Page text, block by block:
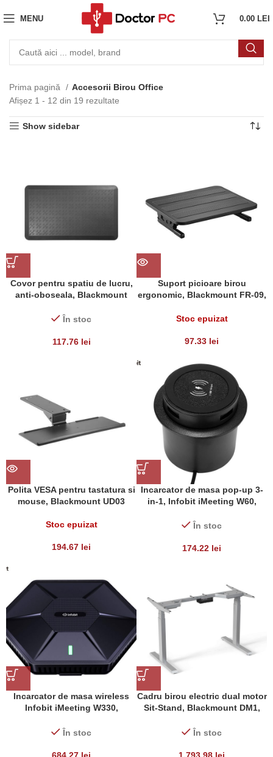
MENU 0.00 LEI
Prima pagină
Accesorii Birou Office
Afișez 1 - 12 din 19 rezultate
Show sidebar
Covor pentru spatiu de lucru,
anti-oboseala, Blackmount
În stoc
117.76 lei
Suport picioare birou
ergonomic, Blackmount FR-09,
Stoc epuizat
97.33 lei
Polita VESA pentru tastatura si
mouse, Blackmount UD03
Stoc epuizat
194.67 lei
Incarcator de masa pop-up 3-
in-1, Infobit iMeeting W60,
mm
În stoc
174.22 lei
Incarcator de masa wireless
Infobit iMeeting W330,
În stoc
684.27 lei
Cadru birou electric dual motor
Sit-Stand, Blackmount DM1,
În stoc
1,793.98 lei